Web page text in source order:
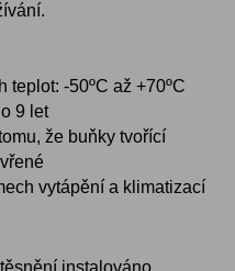
teplot: -50ºC až +70ºC
9 let
že buňky tvořící
vytápění a klimatizací
instalováno,